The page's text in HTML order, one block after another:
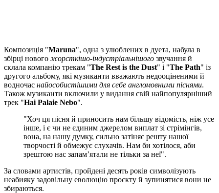
Композиція "Maruna", одна з улюблених в дуета, набула в
збірці нового жорсткішо-індустріальнішого звучання й
склала компанію трекам "The Rest is the Dust" і "The Path" із
другого альбому, які музиканти вважають недооціненими й
водночас найособистішими для себе англомовними піснями.
Також музиканти включили у видання свій найпопулярніший
трек "Hai Palaie Nebo".
"Хоч ця пісня й приносить нам більшу відомість, ніж усе
інше, і є чи не єдиним джерелом виплат зі стрімінгів,
вона, на нашу думку, сильно затіняє решту нашої
творчості й обмежує слухачів. Нам би хотілося, аби
зрештою нас запам’ятали не тільки за неї".
За словами артистів, пройдені десять років символізують
неабияку задовільну еволюцію проєкту й зупинятися вони не
збираються.